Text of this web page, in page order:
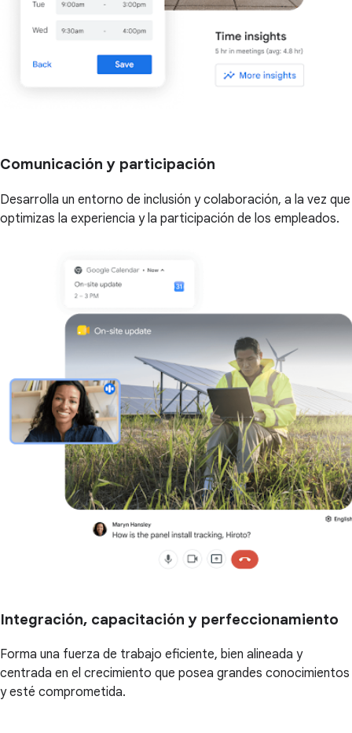
Comunicación y participación
Desarrolla un entorno de inclusión y colaboración, a la vez que
optimizas la experiencia y la participación de los empleados.
Integración, capacitación y perfeccionamiento
Forma una fuerza de trabajo eficiente, bien alineada y
centrada en el crecimiento que posea grandes conocimientos
y esté comprometida.